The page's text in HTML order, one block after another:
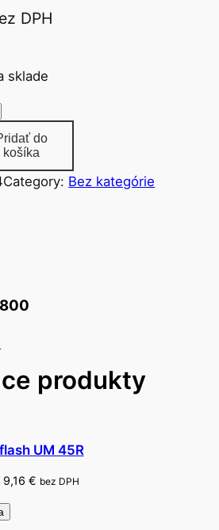
DPH
sklade
do
košíka
Category: Bez kategórie
produkty
flash UM 45R
9,16 € bez DPH